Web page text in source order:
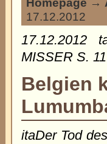
17.12.2012
17.12.2012
MISSER S. 11
Belgien
itaDer Tod